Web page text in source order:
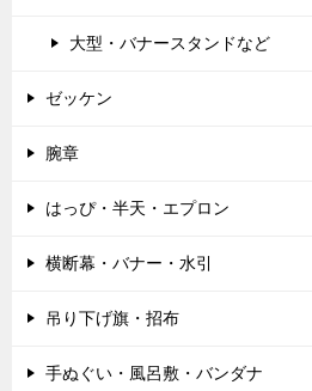
大型・バナースタンドなど
ゼッケン
腕章
はっぴ・半天・エプロン
横断幕・バナー・水引
吊り下げ旗・招布
手ぬぐい・風呂敷・バンダナ